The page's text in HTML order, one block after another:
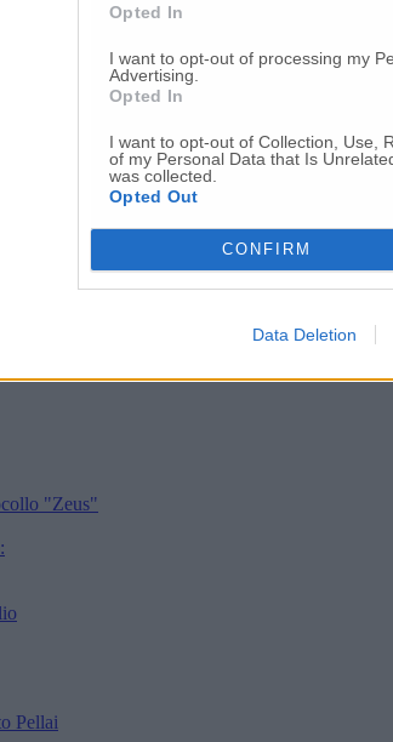
Opted In
I want to opt-out of processing my
Advertising.
Opted In
I want to opt-out of Collection, Use,
of my Personal Data that Is
was collected.
Opted Out
CONFIRM
Data Deletion
"Zeus"
Pellai